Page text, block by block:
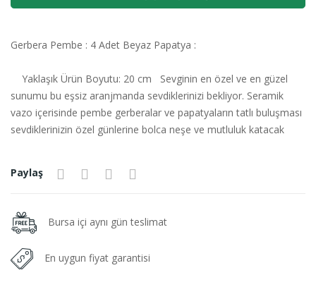
Gerbera Pembe : 4 Adet Beyaz Papatya :
Yaklaşık Ürün Boyutu: 20 cm Sevginin en özel ve en güzel
sunumu bu eşsiz aranjmanda sevdiklerinizi bekliyor. Seramik
vazo içerisinde pembe gerberalar ve papatyaların tatlı buluşması
sevdiklerinizin özel günlerine bolca neşe ve mutluluk katacak
Paylaş
Bursa içi aynı gün teslimat
En uygun fiyat garantisi